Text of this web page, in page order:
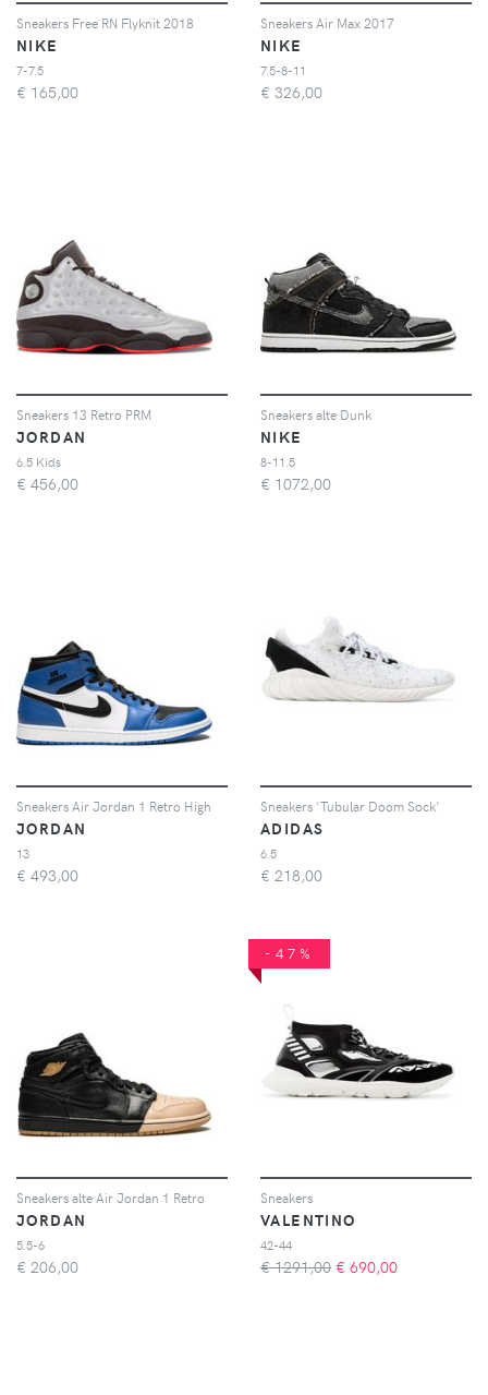
Sneakers Free RN Flyknit 2018
NIKE
7-7.5
€ 165,00
Sneakers Air Max 2017
NIKE
7.5-8-11
€ 326,00
Sneakers 13 Retro PRM
JORDAN
6.5 Kids
€ 456,00
Sneakers alte Dunk
NIKE
8-11.5
€ 1072,00
Sneakers Air Jordan 1 Retro High
JORDAN
13
€ 493,00
Sneakers 'Tubular Doom Sock'
ADIDAS
6.5
€ 218,00
Sneakers alte Air Jordan 1 Retro
JORDAN
5.5-6
€ 206,00
-47%
Sneakers
VALENTINO
42-44
€ 1291,00 € 690,00